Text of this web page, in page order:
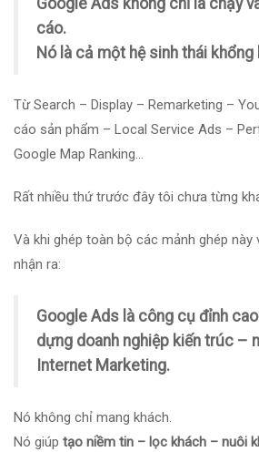
Google Ads không chỉ là chạy
cáo.
Nó là cả một hệ sinh thái khổng
Từ Search – Display – Remarketing –
cáo sản phẩm – Local Service Ads –
Google Map Ranking…
Rất nhiều thứ trước đây tôi chưa từng
Và khi ghép toàn bộ các mảnh ghép
nhận ra:
Google Ads là công cụ đỉnh
dựng doanh nghiệp kiến trúc –
Internet Marketing.
Nó không chỉ mang khách.
Nó giúp tạo niềm tin – lọc khách – nuôi